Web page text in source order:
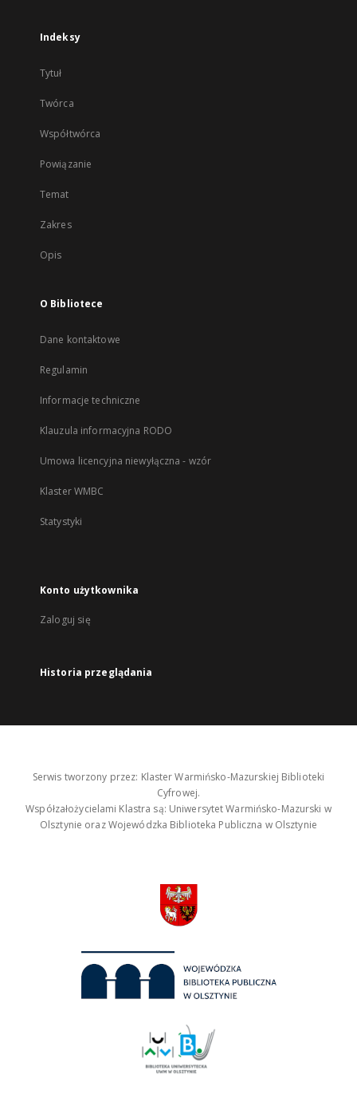
Indeksy
Tytuł
Twórca
Współtwórca
Powiązanie
Temat
Zakres
Opis
O Bibliotece
Dane kontaktowe
Regulamin
Informacje techniczne
Klauzula informacyjna RODO
Umowa licencyjna niewyłączna - wzór
Klaster WMBC
Statystyki
Konto użytkownika
Zaloguj się
Historia przeglądania
Serwis tworzony przez: Klaster Warmińsko-Mazurskiej Biblioteki
Cyfrowej.
Współzałożycielami Klastra są: Uniwersytet Warmińsko-Mazurski w
Olsztynie oraz Wojewódzka Biblioteka Publiczna w Olsztynie